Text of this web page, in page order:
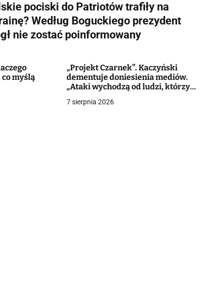
pociski do Patriotów trafiły na
Według Boguckiego prezydent
nie zostać poinformowany
myślą
„Projekt Czarnek”. Kaczyński
dementuje doniesienia mediów.
„Ataki wychodzą od ludzi, którzy
chcą być w PiS”
7 sierpnia 2026